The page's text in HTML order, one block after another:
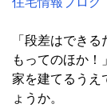
「段差はでき
もってのほか！」
家を建てるうえ
ょうか。